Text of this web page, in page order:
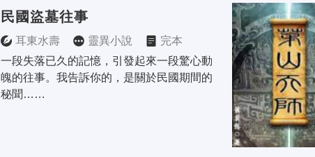
民國盜墓往事
耳東水壽 靈異小說
完本
一段失落已久的記憶，引發起來一段驚心動
魄的往事。我告訴你的，是關於民國期間的
秘聞……